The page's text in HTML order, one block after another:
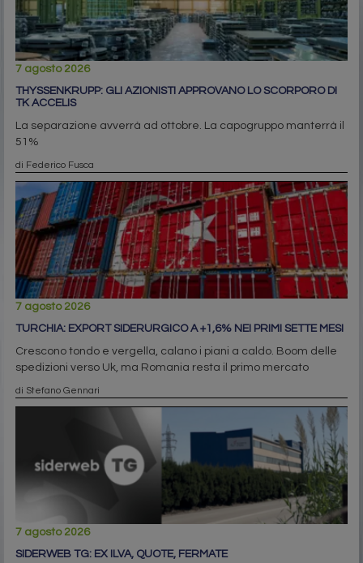
7 agosto 2026
THYSSENKRUPP: GLI AZIONISTI APPROVANO LO SCORPORO DI
TK ACCELIS
La separazione avverrà ad ottobre. La capogruppo manterrà il
51%
di Federico Fusca
7 agosto 2026
TURCHIA: EXPORT SIDERURGICO A +1,6% NEI PRIMI SETTE MESI
Crescono tondo e vergella, calano i piani a caldo. Boom delle
spedizioni verso Uk, ma Romania resta il primo mercato
di Stefano Gennari
7 agosto 2026
SIDERWEB TG: EX ILVA, QUOTE, FERMATE